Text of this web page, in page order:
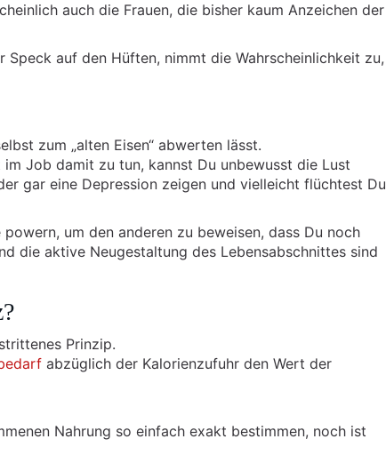
auch die Frauen, die bisher kaum Anzeichen der
auf den Hüften, nimmt die Wahrscheinlichkeit zu,
zum „alten Eisen“ abwerten lässt.
Job damit zu tun, kannst Du unbewusst die Lust
gar eine Depression zeigen und vielleicht flüchtest Du
um den anderen zu beweisen, dass Du noch
die aktive Neugestaltung des Lebensabschnittes sind
Prinzip.
abzüglich der Kalorienzufuhr den Wert der
Nahrung so einfach exakt bestimmen, noch ist